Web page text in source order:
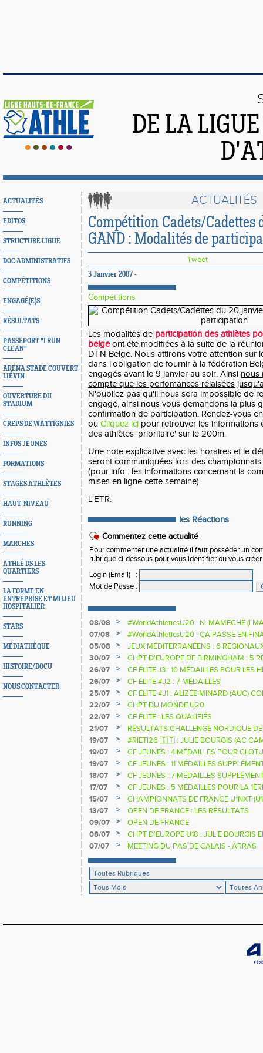
DE LA
ACTUALITÉS
EDITOS
STRUCTURE LIGUE
DOC ADMINISTRATIFS
COMPÉTITIONS
ENGAGÉ(E)S
RÉSULTATS
PASSEPORT "I RUN
CLEAN"
ARÉNA STADE COUVERT
LIÉVIN
OUVERTURE DU
STADIUM
CREPS DE WATTIGNIES
INFOS JEUNES
FORMATIONS
STAGES ATHLÈTES
HAUT-NIVEAU
RUNNING
MARCHES
ATHLÉ DS LES
QUARTIERS
LA FORME EN
ENTREPRISE ET MILIEU
HOSPITALIER
STARS
MÉDIATHÈQUE
HISTOIRE/DOCU
NOUS CONTACTER
ACTUALITÉS
Compétition Cadets/Cadettes
GAND : Modalités de
Tweet
3 Janvier 2007 -
Compétitions
Les modalités de participation des athlètes
belgeont été modifiées à la suite de la
DTN Belge. Nous attirons votre attention sur
dans l'obligation de fournir à la fédération
engagés avant le 9 janvier au soir. Ainsi nous
compte que les perfomances rélaisées
N'oubliez pas qu'il nous sera impossible de
engagé, ainsi nous vous demandons la plus
confirmation de participation. Rendez-vous
ou Cliquez ici pour retrouver les informations
des athlètes 'prioritaire' sur le 200m.
Une note explicative avec les horaires et le
seront communiquées lors des
(pour info : les informations concernant la
mises en ligne cette semaine).
L'ETR.
les Réactions
Commentez cette actualité
Pour commenter une actualité il faut posséder un
rubrique ci-dessous pour vous identifier ou vous
Login (Email)
:
Mot de Passe :
08/08 >
#WorldAthleticsU20 : N. MAMECHE
07/08
>
#WorldAthleticsU20 : ÇA PASSE EN
SAUTEURS
05/08 >
JEUX MÉDITERRANÉENS : 6
30/07
>
CHPT D'EUROPE DE BIRMINGHAM : 5
26/07
>
CF ÉLITE J3 : 10 MÉDAILLES POUR LES
26/07
>
CF ÉLITE #J2 : 7 MÉDAILLES
25/07
>
CF ÉLITE #J1 : ALIZÉE MINARD (AUC)
NATIONALE
22/07 >
CHPT DU MONDE U20
22/07
>
CF ÉLITE : LES QUALIFIÉS
21/07
>
RÉSULTATS CHALLENGE NORDIQUE
2025 2026
19/07 >
#RIETI26 🇮🇹 : JULIE BOURGIS (AC
D'EUROPE U18 DE LA PERCHE
19/07 >
CF JEUNES : 4 MÉDAILLES POUR
19/07
>
CF JEUNES : 11 MÉDAILLES
18/07
>
CF JEUNES : 7 MÉDAILLES
17/07
>
CF JEUNES : 5 MÉDAILLES POUR LA
15/07
>
CHAMPIONNATS DE FRANCE U*NXT
13/07
>
OPEN DE FRANCE : LES RÉSULTATS
09/07
>
OPEN DE FRANCE
08/07
>
CHPT D'EUROPE U18 : JULIE BOURGIS
07/07
> MEETING DU PAS DE CALAIS - ARRAS